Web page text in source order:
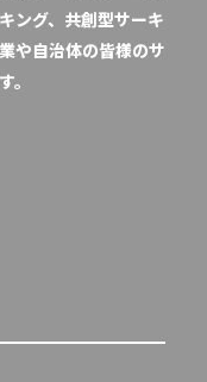
ング、共創型サーキ
や自治体の皆様のサ
。